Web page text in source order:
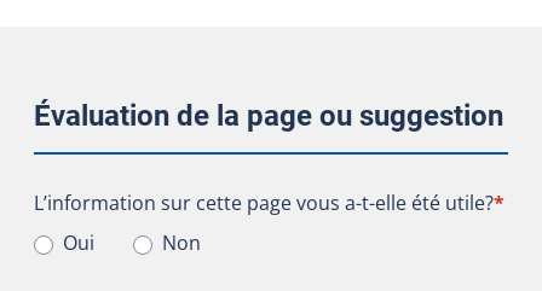
Évaluation de la page ou suggestion
L’information sur cette page vous a-t-elle été utile?
L’information sur cette page vous a-t-elle été utile?*
Oui
Non